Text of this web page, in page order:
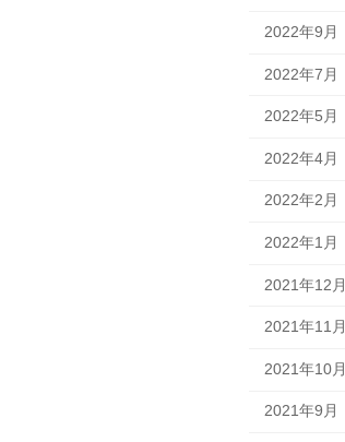
2022年9月
2022年7月
2022年5月
2022年4月
2022年2月
2022年1月
2021年12月
2021年11月
2021年10月
2021年9月